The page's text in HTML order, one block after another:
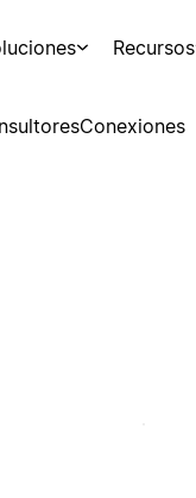
Recursos
Conexiones